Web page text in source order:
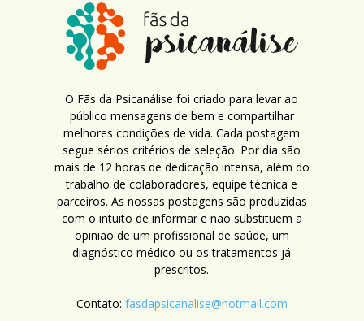
O Fãs da Psicanálise foi criado para levar ao
público mensagens de bem e compartilhar
melhores condições de vida. Cada postagem
segue sérios critérios de seleção. Por dia são
mais de 12 horas de dedicação intensa, além do
trabalho de colaboradores, equipe técnica e
parceiros. As nossas postagens são produzidas
com o intuito de informar e não substituem a
opinião de um profissional de saúde, um
diagnóstico médico ou os tratamentos já
prescritos.
Contato: fasdapsicanalise@hotmail.com